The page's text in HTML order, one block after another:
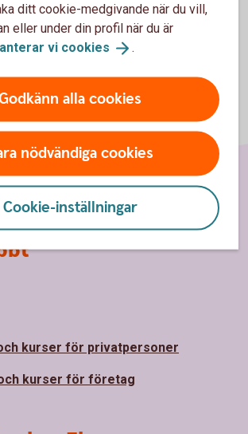
ditt cookie-medgivande när du vill,
eller under din profil när du är
vi cookies .
alla cookies
nödvändiga cookies
Cookie-inställningar
kurser för privatpersoner
kurser för företag